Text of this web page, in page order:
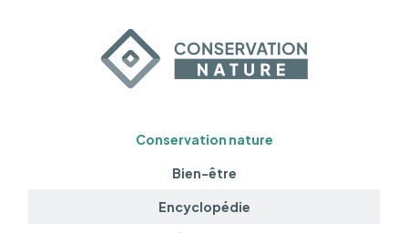
Conservation nature
Bien-être
Encyclopédie